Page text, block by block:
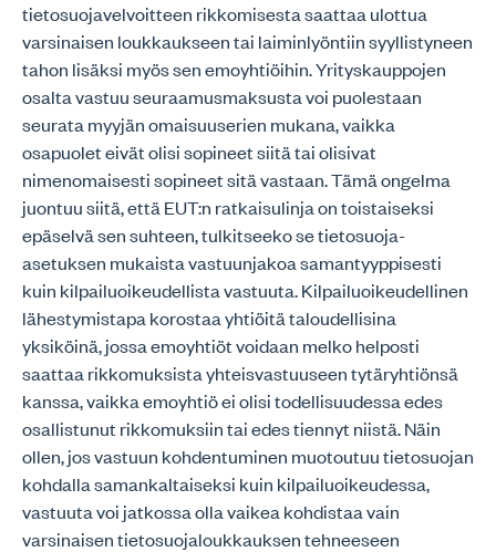
tietosuojavelvoitteen rikkomisesta saattaa ulottua
varsinaisen loukkaukseen tai laiminlyöntiin syyllistyneen
tahon lisäksi myös sen emoyhtiöihin. Yrityskauppojen
osalta vastuu seuraamusmaksusta voi puolestaan
seurata myyjän omaisuuserien mukana, vaikka
osapuolet eivät olisi sopineet siitä tai olisivat
nimenomaisesti sopineet sitä vastaan. Tämä ongelma
juontuu siitä, että EUT:n ratkaisulinja on toistaiseksi
epäselvä sen suhteen, tulkitseeko se tietosuoja-
asetuksen mukaista vastuunjakoa samantyyppisesti
kuin kilpailuoikeudellista vastuuta. Kilpailuoikeudellinen
lähestymistapa korostaa yhtiöitä taloudellisina
yksiköinä, jossa emoyhtiöt voidaan melko helposti
saattaa rikkomuksista yhteisvastuuseen tytäryhtiönsä
kanssa, vaikka emoyhtiö ei olisi todellisuudessa edes
osallistunut rikkomuksiin tai edes tiennyt niistä. Näin
ollen, jos vastuun kohdentuminen muotoutuu tietosuojan
kohdalla samankaltaiseksi kuin kilpailuoikeudessa,
vastuuta voi jatkossa olla vaikea kohdistaa vain
varsinaisen tietosuojaloukkauksen tehneeseen